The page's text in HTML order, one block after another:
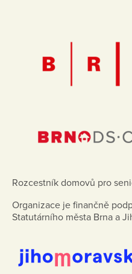
Rozcestník domovů pro
Organizace je finančně
Statutárního města Brna a